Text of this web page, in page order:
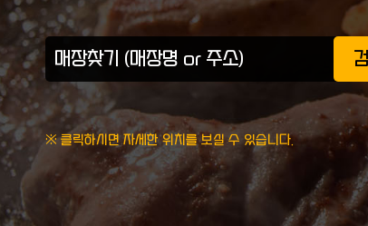
※ 클릭하시면 자세한 위치를 보실 수 있습니다.